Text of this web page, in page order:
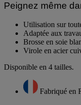
Peignez même
Utilisation sur
Adaptée aux
Brosse en soie
Virole en acier
Disponible en 4 tailles.
Fabriqué en